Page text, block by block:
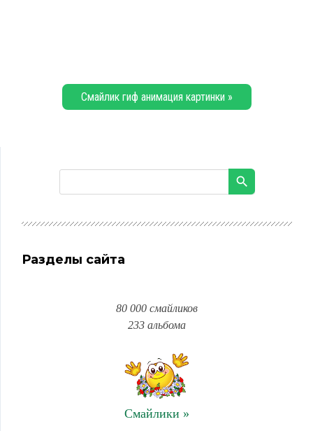
Смайлик гиф анимация картинки »
Разделы сайта
80 000 смайликов
233 альбома
Смайлики »